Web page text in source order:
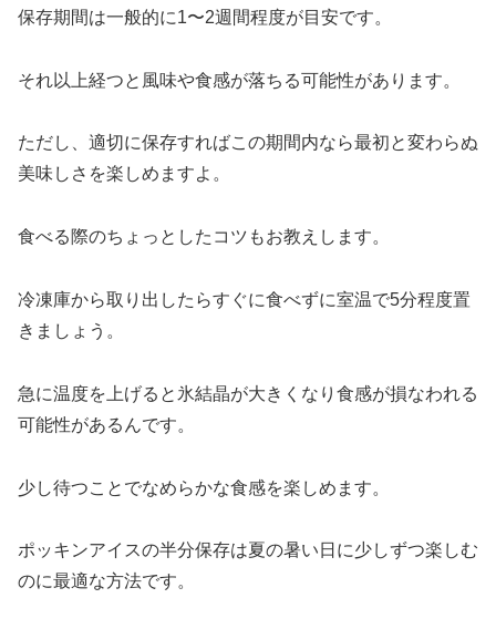
保存期間は一般的に1〜2週間程度が目安です。
それ以上経つと風味や食感が落ちる可能性があります。
ただし、適切に保存すればこの期間内なら最初と変わらぬ
美味しさを楽しめますよ。
食べる際のちょっとしたコツもお教えします。
冷凍庫から取り出したらすぐに食べずに室温で5分程度置
きましょう。
急に温度を上げると氷結晶が大きくなり食感が損なわれる
可能性があるんです。
少し待つことでなめらかな食感を楽しめます。
ポッキンアイスの半分保存は夏の暑い日に少しずつ楽しむ
のに最適な方法です。